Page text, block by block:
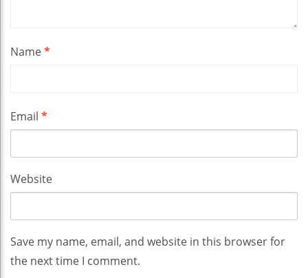
Name*
Email *
Website
Save my name, email, and website in this browser for
the next time I comment.